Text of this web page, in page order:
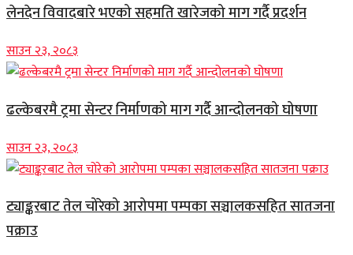
लेनदेन विवादबारे भएको सहमति खारेजको माग गर्दै प्रदर्शन
साउन २३, २०८३
ढल्केबरमै ट्रमा सेन्टर निर्माणको माग गर्दै आन्दोलनको घोषणा
साउन २३, २०८३
ट्याङ्करबाट तेल चोरेको आरोपमा पम्पका सञ्चालकसहित सातजना
पक्राउ